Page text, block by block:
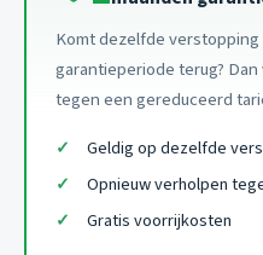
Komt dezelfde
garantieperiode terug?
tegen een gereduceerd
Geldig op dezelfde
Opnieuw verholpen
Gratis voorrijkosten